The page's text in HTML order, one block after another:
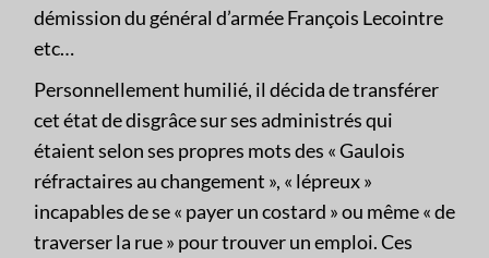
démission du général d’armée François Lecointre
etc…
Personnellement humilié, il décida de transférer
cet état de disgrâce sur ses administrés qui
étaient selon ses propres mots des « Gaulois
réfractaires au changement », « lépreux »
incapables de se « payer un costard » ou même « de
traverser la rue » pour trouver un emploi. Ces